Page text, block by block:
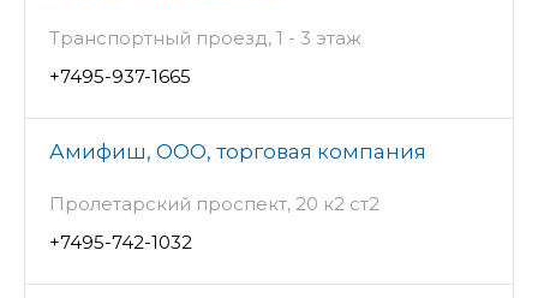
Транспортный проезд, 1 - 3 этаж
+7495-937-1665
Амифиш, ООО, торговая компания
Пролетарский проспект, 20 к2 ст2
+7495-742-1032